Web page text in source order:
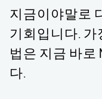
지금이야말로
기회입니다. 가
법은 지금 바로
다.